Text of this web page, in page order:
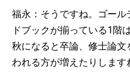
福永：そうですね。ゴー
ドブックが揃っている1階
秋になると卒論、修士論
われる方が増えたりします